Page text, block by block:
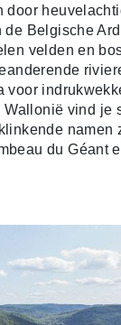
door
de Belgische
velden en
voor
Wallonië vind je
namen
du Géant